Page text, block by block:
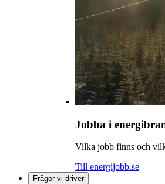
Jobba i
Vilka jobb finns och
Till energijobb.se
Frågor vi driver